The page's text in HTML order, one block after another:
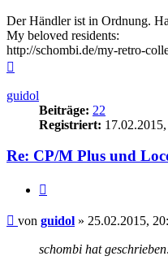
Der Händler ist in Ordnung.
My beloved residents:
http://schombi.de/my-retro-
guidol
Beiträge: 22
Registriert:
Re: CP/M Plus und
Beitrag
von guidol » 25.02.2015,
schombi hat